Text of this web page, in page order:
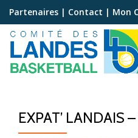
Aller
contenu
Partenaires | Contact | Mon
EXPAT’ LANDAIS